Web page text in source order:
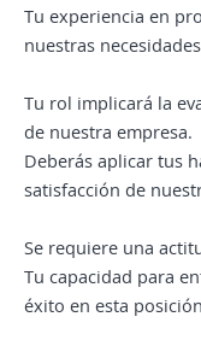
Tu experiencia en
nuestras
Tu rol implicará la
de nuestra empresa.
Deberás aplicar tus
satisfacción de
Se requiere una
Tu capacidad para
éxito en esta